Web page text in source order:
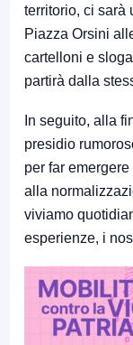
territorio, ci sarà
Piazza Orsini
cartelloni e
partirà dalla
In seguito, alla
presidio
per far
alla
viviamo
esperienze, i